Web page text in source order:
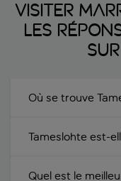
VISITER
LES
Où se trouve
Tameslohte est-
Quel est le